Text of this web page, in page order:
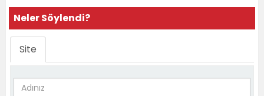
Neler Söylendi?
Site